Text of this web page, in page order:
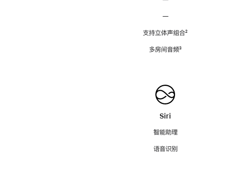
—
支持立体声组合脚
²
多房间音频脚
³
Siri
智能助理
语音识别